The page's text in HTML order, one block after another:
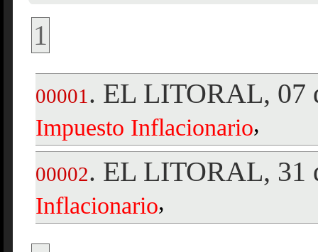
1
00001 . EL LITORAL, 07
Impuesto Inflacionario,
00002. EL LITORAL, 31
Inflacionario,